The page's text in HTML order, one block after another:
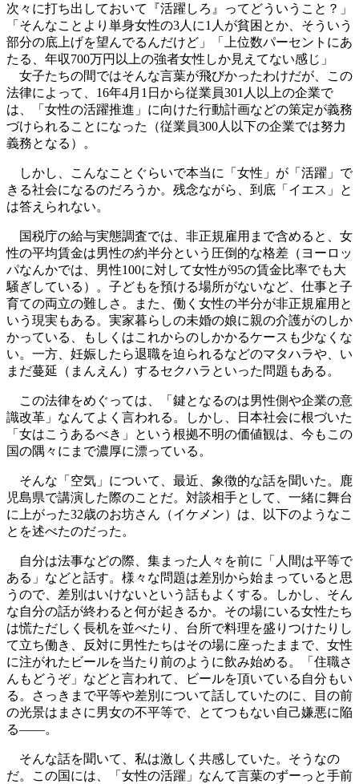
次々に打ち出しておいて『活躍しろ』ってどういうこと？」
「そんなことより単身女性の3人に1人が貧困とか、そういう
部分の底上げを望んでるんだけど」「上位数パーセントにあ
たる、年収700万円以上の強者女性しか見えてない感じ」
女子たちの間ではそんな言葉が飛びかったわけだが、この
法律によって、16年4月1日から従業員301人以上の企業で
は、「女性の活躍推進」に向けた行動計画などの策定が義務
づけられることになった（従業員300人以下の企業では努力
義務となる）。
しかし、こんなことぐらいで本当に「女性」が「活躍」で
きる社会になるのだろうか。残念ながら、到底「イエス」と
は答えられない。
国税庁の給与実態調査では、非正規雇用まで含めると、女
性の平均賃金は男性の約半分という圧倒的な格差（ヨーロッ
パなんかでは、男性100に対して女性が95の賃金比率でも大
騒ぎしている）。子どもを預ける場所がないなど、仕事と子
育ての両立の難しさ。また、働く女性の半分が非正規雇用と
いう現実もある。実家暮らしの未婚の娘に親の介護がのしか
かっている、もしくはこれからのしかかるケースも少なくな
い。一方、妊娠したら退職を迫られるなどのマタハラや、い
まだ蔓延（まんえん）するセクハラといった問題もある。
この法律をめぐっては、「鍵となるのは男性側や企業の意
識改革」なんてよく言われる。しかし、日本社会に根づいた
「女はこうあるべき」という根拠不明の価値観は、今もこの
国の隅々にまで濃厚に漂っている。
そんな「空気」について、最近、象徴的な話を聞いた。鹿
児島県で講演した際のことだ。対談相手として、一緒に舞台
に上がった32歳のお坊さん（イケメン）は、以下のようなこ
とを述べたのだった。
自分は法事などの際、集まった人々を前に「人間は平等で
ある」などと話す。様々な問題は差別から始まっていると思
うので、差別はいけないという話もよくする。しかし、そん
な自分の話が終わると何が起きるか。その場にいる女性たち
は慌ただしく長机を並べたり、台所で料理を盛りつけたりし
て立ち働き、反対に男性たちはその場に座ったままで、女性
に注がれたビールを当たり前のように飲み始める。「住職さ
んもどうぞ」などと言われて、ビールを頂いている自分もい
る。さっきまで平等や差別について話していたのに、目の前
の光景はまさに男女の不平等で、とてつもない自己嫌悪に陥
る――。
そんな話を聞いて、私は激しく共感していた。そうなの
だ。この国には、「女性の活躍」なんて言葉のずーっと手前